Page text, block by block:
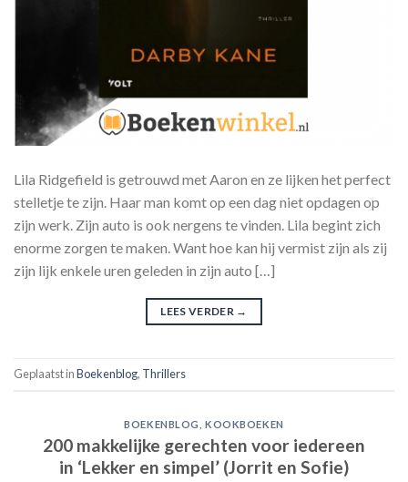
Lila Ridgefield is getrouwd met Aaron en ze lijken het perfect
stelletje te zijn. Haar man komt op een dag niet opdagen op
zijn werk. Zijn auto is ook nergens te vinden. Lila begint zich
enorme zorgen te maken. Want hoe kan hij vermist zijn als zij
zijn lijk enkele uren geleden in zijn auto […]
LEES VERDER →
Geplaatst inBoekenblog, Thrillers
BOEKENBLOG ,KOOKBOEKEN
200 makkelijke gerechten voor iedereen
in ‘Lekker en simpel’ (Jorrit en Sofie)